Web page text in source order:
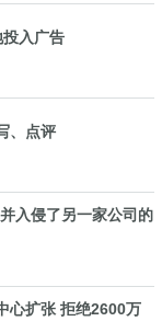
入广告
、点评
入侵了另一家公司的
心扩张 拒绝2600万